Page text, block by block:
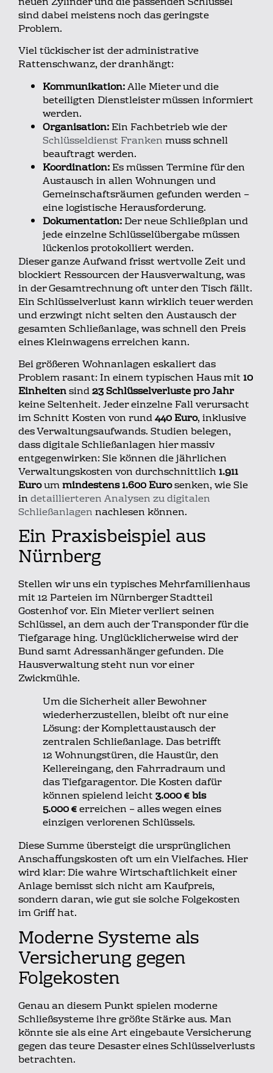
sind dabei meistens noch das geringste
Problem.
Viel tückischer ist der administrative
Rattenschwanz, der dranhängt:
Kommunikation:Alle Mieter und die
beteiligten Dienstleister müssen informiert
werden.
Organisation:Ein Fachbetrieb wie der
Schlüsseldienst Frankenmuss schnell
beauftragt werden.
Koordination:Es müssen Termine für den
Austausch in allen Wohnungen und
Gemeinschaftsräumen gefunden werden –
eine logistische Herausforderung.
Dokumentation:Der neue Schließplan und
jede einzelne Schlüsselübergabe müssen
lückenlos protokolliert werden.
Dieser ganze Aufwand frisst wertvolle Zeit und
blockiert Ressourcen der Hausverwaltung, was
in der Gesamtrechnung oft unter den Tisch fällt.
Ein Schlüsselverlust kann wirklich teuer werden
und erzwingt nicht selten den Austausch der
gesamten Schließanlage, was schnell den Preis
eines Kleinwagens erreichen kann.
Bei größeren Wohnanlagen eskaliert das
Problem rasant: In einem typischen Haus mit10
Einheitensind23 Schlüsselverluste pro Jahr
keine Seltenheit. Jeder einzelne Fall verursacht
im Schnitt Kosten von rund440 Euro, inklusive
des Verwaltungsaufwands. Studien belegen,
dass digitale Schließanlagen hier massiv
entgegenwirken: Sie können die jährlichen
Verwaltungskosten von durchschnittlich1.911
Euroummindestens 1.600 Eurosenken, wie Sie
indetaillierteren Analysen zu digitalen
Schließanlagennachlesen können.
Ein Praxisbeispiel aus
Nürnberg
Stellen wir uns ein typisches Mehrfamilienhaus
mit 12 Parteien im Nürnberger Stadtteil
Gostenhof vor. Ein Mieter verliert seinen
Schlüssel, an dem auch der Transponder für die
Tiefgarage hing. Unglücklicherweise wird der
Bund samt Adressanhänger gefunden. Die
Hausverwaltung steht nun vor einer
Zwickmühle.
Um die Sicherheit aller Bewohner
wiederherzustellen, bleibt oft nur eine
Lösung: der Komplettaustausch der
zentralen Schließanlage. Das betrifft
12 Wohnungstüren, die Haustür, den
Kellereingang, den Fahrradraum und
das Tiefgaragentor. Die Kosten dafür
können spielend leicht3.000 € bis
5.000 €erreichen – alles wegen eines
einzigen verlorenen Schlüssels.
Diese Summe übersteigt die ursprünglichen
Anschaffungskosten oft um ein Vielfaches. Hier
wird klar: Die wahre Wirtschaftlichkeit einer
Anlage bemisst sich nicht am Kaufpreis,
sondern daran, wie gut sie solche Folgekosten
im Griff hat.
Moderne Systeme als
Versicherung gegen
Folgekosten
Genau an diesem Punkt spielen moderne
Schließsysteme ihre größte Stärke aus. Man
könnte sie als eine Art eingebaute Versicherung
gegen das teure Desaster eines Schlüsselverlusts
betrachten.